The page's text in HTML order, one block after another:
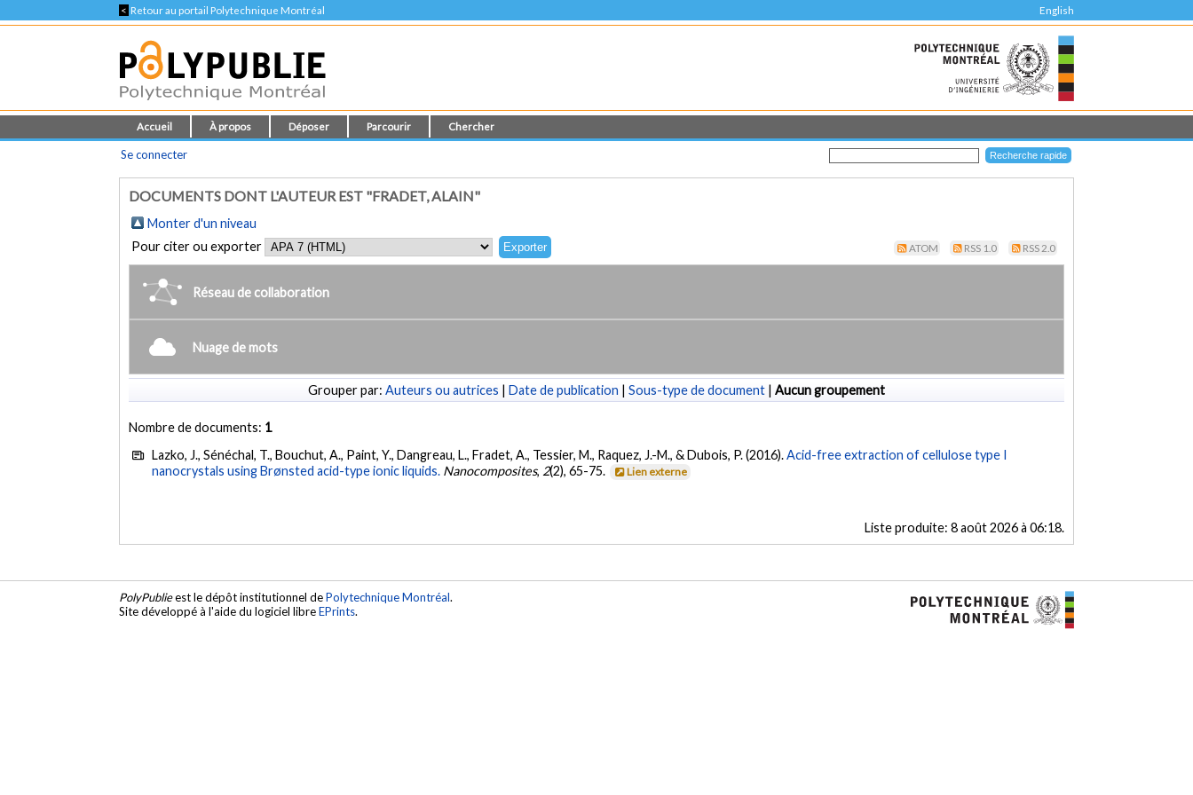
< Retour au portail Polytechnique Montréal English
Accueil À propos Déposer Parcourir Chercher
Se connecter
DOCUMENTS DONT L'AUTEUR EST "FRADET, ALAIN"
Monter d'un niveau
Pour citer ou exporter
ATOM RSS 1.0 RSS 2.0
Réseau de collaboration
Nuage de mots
Grouper par: Auteurs ou autrices | Date de publication | Sous-type de document | Aucun groupement
Nombre de documents: 1
Lazko, J., Sénéchal, T., Bouchut, A., Paint, Y., Dangreau, L., Fradet, A., Tessier, M., Raquez, J.-M., & Dubois, P. (2016).Acid-free extraction of cellulose type I
nanocrystals using Brønsted acid-type ionic liquids. Nanocomposites, 2(2), 65-75. Lien externe
Liste produite: 8 août 2026 à 06:18.
PolyPublieest le dépôt institutionnel dePolytechnique Montréal.
Site développé à l'aide du logiciel libreEPrints.